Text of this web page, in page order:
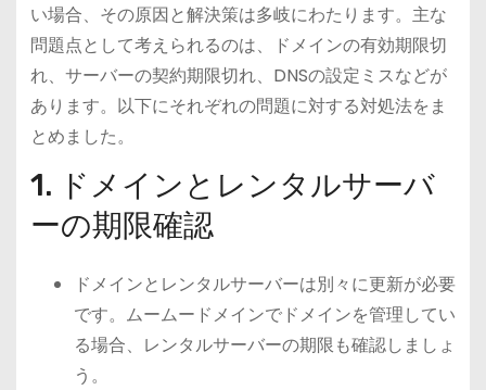
い場合、その原因と解決策は多岐にわたります。主な
問題点として考えられるのは、ドメインの有効期限切
れ、サーバーの契約期限切れ、DNSの設定ミスなどが
あります。以下にそれぞれの問題に対する対処法をま
とめました。
1. ドメインとレンタルサーバ
ーの期限確認
ドメインとレンタルサーバーは別々に更新が必要
です。ムームードメインでドメインを管理してい
る場合、レンタルサーバーの期限も確認しましょ
う。